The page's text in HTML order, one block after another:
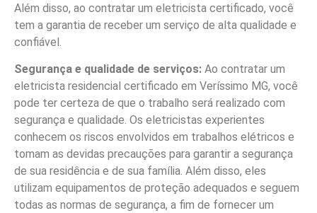
Além disso, ao contratar um eletricista certificado, você
tem a garantia de receber um serviço de alta qualidade e
confiável.
Segurança e qualidade de serviços: Ao contratar um
eletricista residencial certificado em Veríssimo MG, você
pode ter certeza de que o trabalho será realizado com
segurança e qualidade. Os eletricistas experientes
conhecem os riscos envolvidos em trabalhos elétricos e
tomam as devidas precauções para garantir a segurança
de sua residência e de sua família. Além disso, eles
utilizam equipamentos de proteção adequados e seguem
todas as normas de segurança, a fim de fornecer um